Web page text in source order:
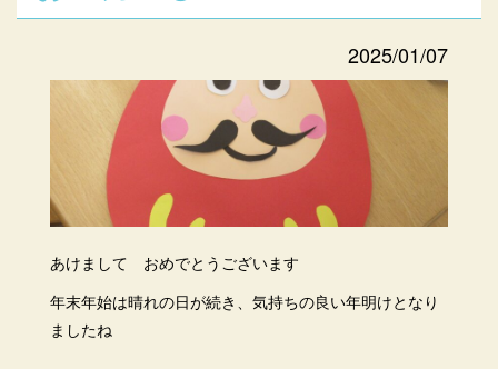
2025/01/07
あけまして おめでとうございます
年末年始は晴れの日が続き、気持ちの良い年明けとなり
ましたね